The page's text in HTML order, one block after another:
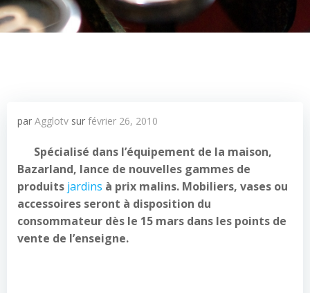
par Agglotv sur février 26, 2010
Spécialisé dans l’équipement de la maison,
Bazarland, lance de nouvelles gammes de
produits jardins à prix malins. Mobiliers, vases ou
accessoires seront à disposition du
consommateur dès le 15 mars dans les points de
vente de l’enseigne.